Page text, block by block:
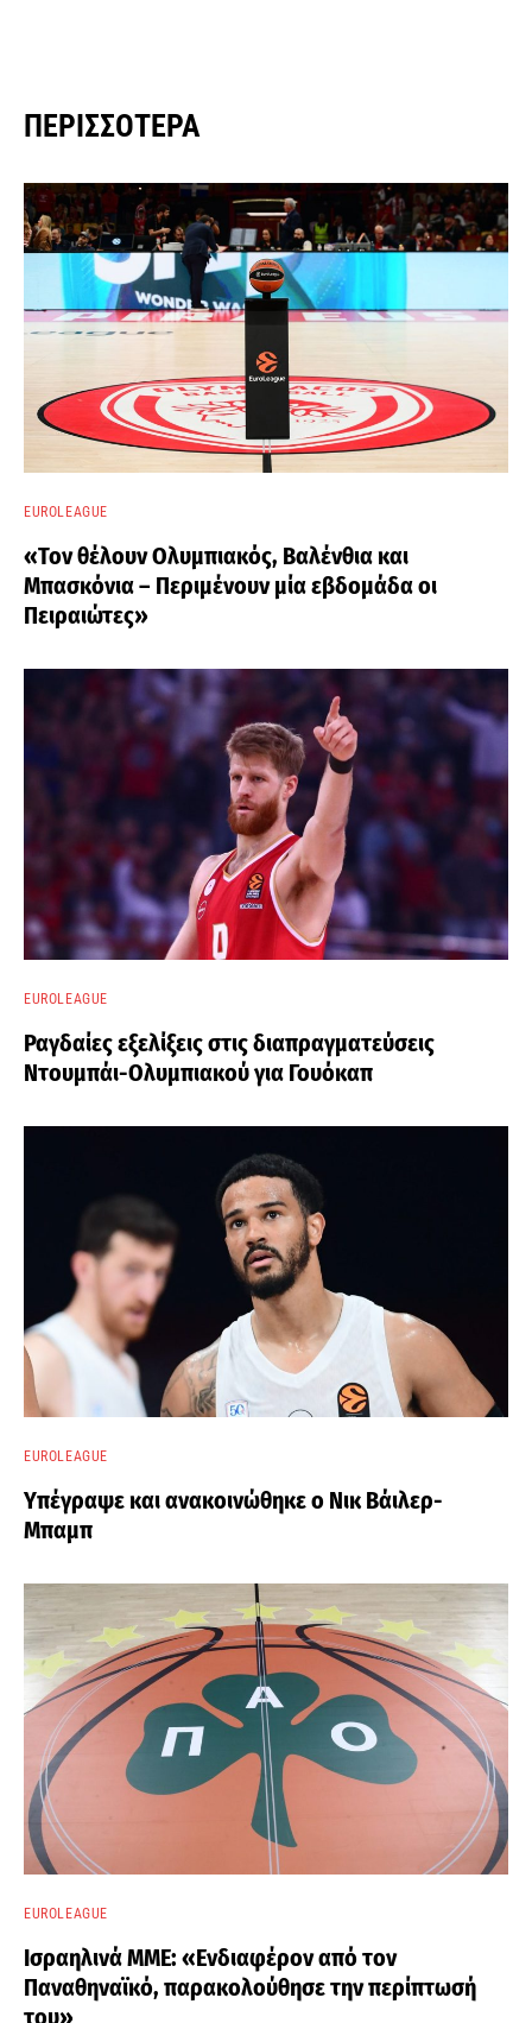
ΠΕΡΙΣΣΌΤΕΡΑ
EUROLEAGUE
«Τον θέλουν Ολυμπιακός, Βαλένθια και
Μπασκόνια – Περιμένουν μία εβδομάδα οι
Πειραιώτες»
EUROLEAGUE
Ραγδαίες εξελίξεις στις διαπραγματεύσεις
Ντουμπάι-Ολυμπιακού για Γουόκαπ
EUROLEAGUE
Υπέγραψε και ανακοινώθηκε ο Νικ Βάιλερ-
Μπαμπ
EUROLEAGUE
Ισραηλινά ΜΜΕ: «Ενδιαφέρον από τον
Παναθηναϊκό, παρακολούθησε την περίπτωσή
του»